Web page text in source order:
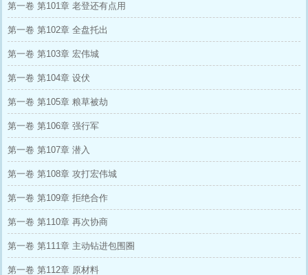
第一卷 第101章 老登还有点用
第一卷 第102章 全盘托出
第一卷 第103章 宏伟城
第一卷 第104章 设伏
第一卷 第105章 粮草被劫
第一卷 第106章 强行军
第一卷 第107章 潜入
第一卷 第108章 攻打宏伟城
第一卷 第109章 拒绝合作
第一卷 第110章 再次协商
第一卷 第111章 主动钻进包围圈
第一卷 第112章 原材料